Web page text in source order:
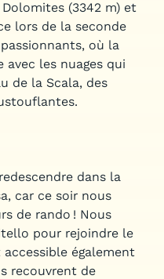
(3342 m) et
lors de la seconde
où la
avec les nuages qui
de la Scala, des
dans la
car ce soir nous
de rando ! Nous
pour rejoindre le
également
recouvrent de